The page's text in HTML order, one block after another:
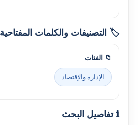
🏷️ التصنيفات والكلمات المفتاحية
📁 الفئات
الإدارة والإقتصاد
ℹ️ تفاصيل البحث